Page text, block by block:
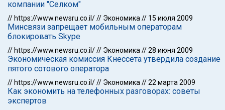
компании "Селком"
// https://www.newsru.co.il/// Экономика // 15 июля 2009
Минсвязи запрещает мобильным операторам
блокировать Skype
// https://www.newsru.co.il/// Экономика //28 июня 2009
Экономическая комиссия Кнессета утвердила создание
пятого сотового оператора
// https://www.newsru.co.il/// Экономика //22 марта 2009
Как экономить на телефонных разговорах: советы
экспертов